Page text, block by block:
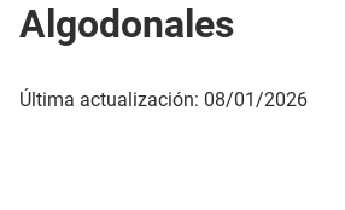
Algodonales
Última actualización: 08/01/2026